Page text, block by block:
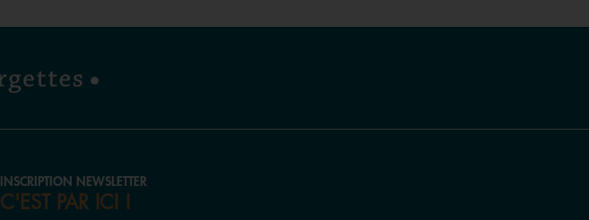
INSCRIPTION NEWSLETTER
C'EST PAR ICI !